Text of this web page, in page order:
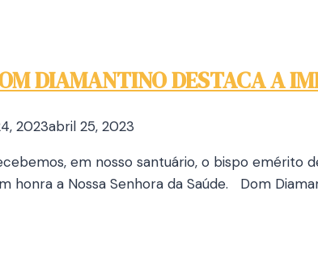
DIAMANTINO DESTACA A
2023abril 25, 2023
em nosso santuário, o bispo emérito
honra a Nossa Senhora da Saúde. Dom